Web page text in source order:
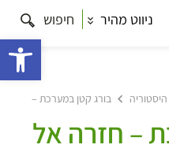
ניווט מהיר חיפוש
בורג קטן במערכת –
– חזרה אל